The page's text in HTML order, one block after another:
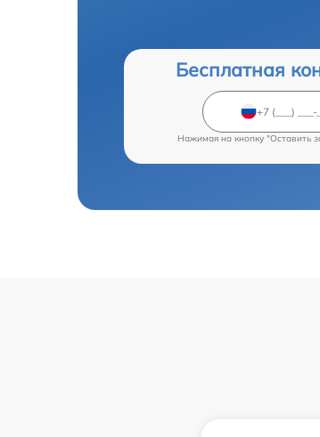
Бесплатная
Нажимая на кнопку "Оставить